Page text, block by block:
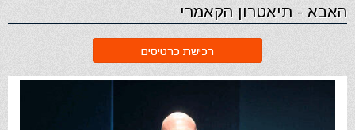
האבא - תיאטרון הקאמרי
רכישת כרטיסים